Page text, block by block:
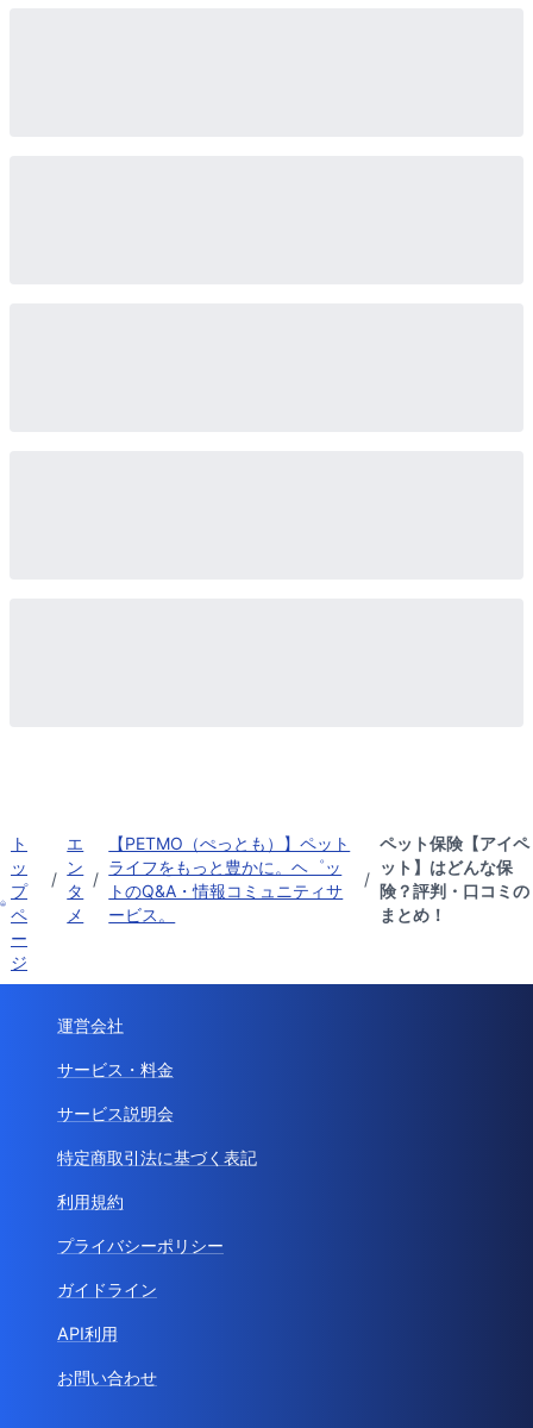
ト
ッ
プ
ペ
ー
ジ
/
エ
ン
タ
メ
/
【PETMO（ぺっとも）】ペット
ライフをもっと豊かに。ヘ゜ッ
トのQ&A・情報コミュニティサ
ービス。
/
ペット保険【アイペ
ット】はどんな保
険？評判・口コミの
まとめ！
運営会社
サービス・料金
サービス説明会
特定商取引法に基づく表記
利用規約
プライバシーポリシー
ガイドライン
API利用
お問い合わせ